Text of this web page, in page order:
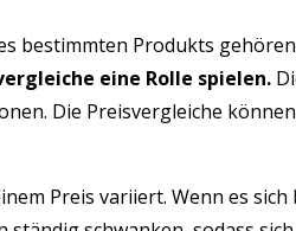
bestimmten Produkts
eine Rolle spielen.
Die Preisvergleiche
Preis variiert. Wenn es